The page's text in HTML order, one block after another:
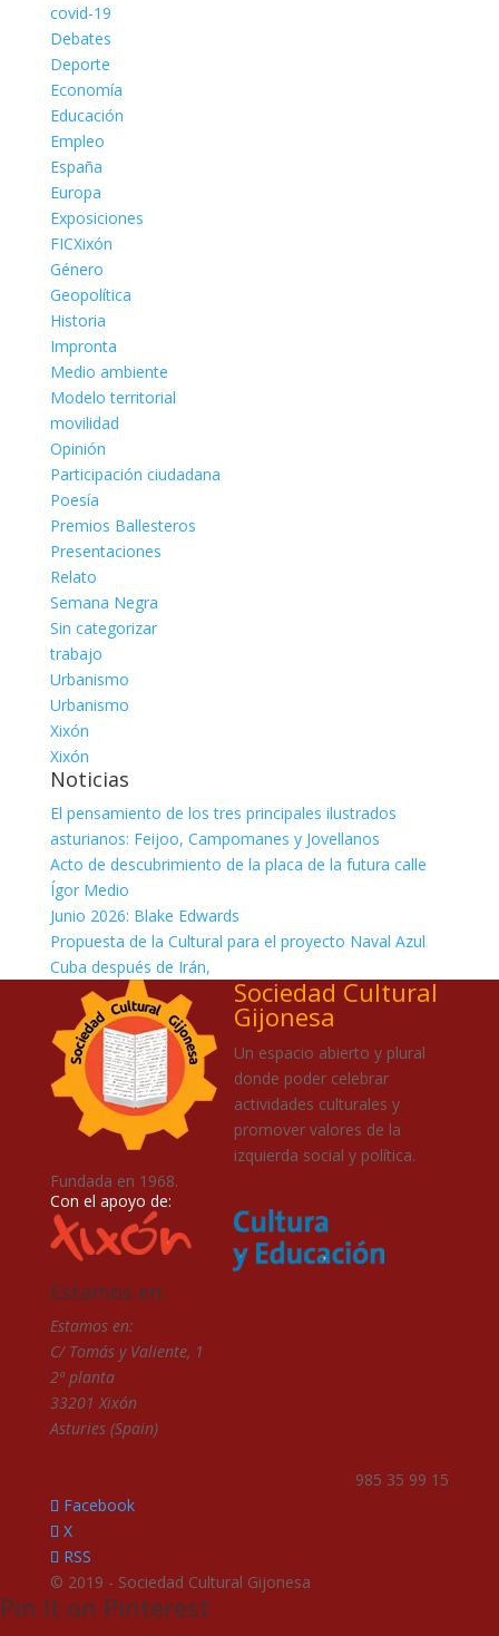
covid-19
Debates
Deporte
Economía
Educación
Empleo
España
Europa
Exposiciones
FICXixón
Género
Geopolítica
Historia
Impronta
Medio ambiente
Modelo territorial
movilidad
Opinión
Participación ciudadana
Poesía
Premios Ballesteros
Presentaciones
Relato
Semana Negra
Sin categorizar
trabajo
Urbanismo
Urbanismo
Xixón
Xixón
Noticias
El pensamiento de los tres principales ilustrados
asturianos: Feijoo, Campomanes y Jovellanos
Acto de descubrimiento de la placa de la futura calle
Ígor Medio
Junio 2026: Blake Edwards
Propuesta de la Cultural para el proyecto Naval Azul
Cuba después de Irán,
Sociedad Cultural
Gijonesa
Un espacio abierto y plural
donde poder celebrar
actividades culturales y
promover valores de la
izquierda social y política.
Fundada en 1968.
Con el apoyo de:
Estamos en:
Estamos en:
C/ Tomás y Valiente, 1
2ª planta
33201 Xixón
Asturies (Spain)
985 35 99 15
Facebook
X
RSS
© 2019 - Sociedad Cultural Gijonesa
Pin It on Pinterest